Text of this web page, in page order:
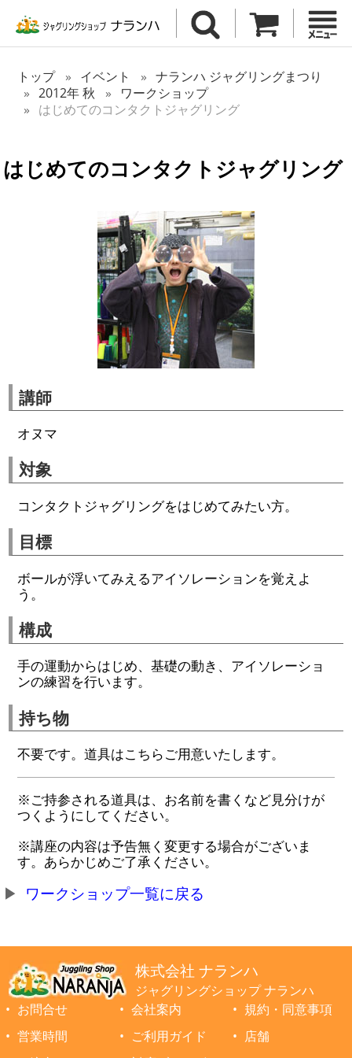
トップ イベント
ナランハ ジャグリングまつり
2012年 秋
ワークショップ
はじめてのコンタクトジャグリング
はじめてのコンタクトジャグリング
講師
オヌマ
対象
コンタクトジャグリングをはじめてみたい方。
目標
ボールが浮いてみえるアイソレーションを覚えよ
う。
構成
手の運動からはじめ、基礎の動き、アイソレーショ
ンの練習を行います。
持ち物
不要です。道具はこちらご用意いたします。
※ご持参される道具は、お名前を書くなど見分けが
つくようにしてください。
※講座の内容は予告無く変更する場合がございま
す。あらかじめご了承ください。
ワークショップ一覧に戻る
株式会社 ナランハ
ジャグリングショップ ナランハ
お問合せ
会社案内
規約・同意事項
営業時間
ご利用ガイド
店舗